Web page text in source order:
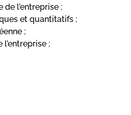
de l’entreprise ;
et quantitatifs ;
;
l’entreprise ;